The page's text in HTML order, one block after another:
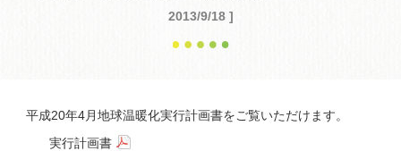
2013/9/18 ]
平成20年4月地球温暖化実行計画書をご覧いただけます。
実行計画書